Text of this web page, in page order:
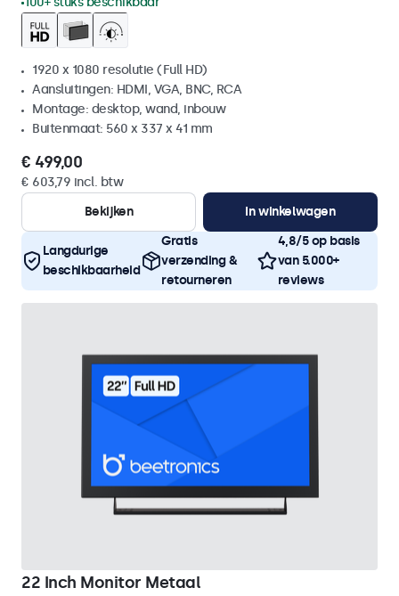
1920 x 1080 resolutie (Full HD)
Aansluitingen: HDMI, VGA, BNC, RCA
Montage: desktop, wand, inbouw
Buitenmaat: 560 x 337 x 41 mm
€ 499,00
€ 603,79 incl. btw
Bekijken
In winkelwagen
Langdurige
beschikbaarheid
Gratis
verzending &
retourneren
4,8/5 op basis
van 5.000+
reviews
22 Inch Monitor Metaal